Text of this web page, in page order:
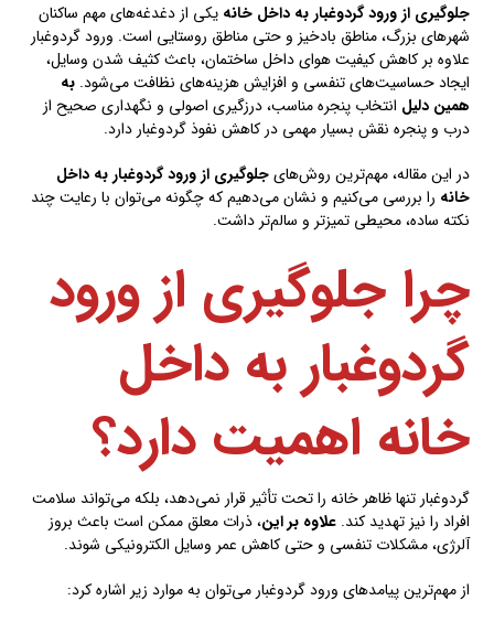
جلوگیری از ورود گردوغبار به داخل خانه یکی از دغدغه‌های مهم ساکنان
شهرهای بزرگ، مناطق بادخیز و حتی مناطق روستایی است. ورود گردوغبار
علاوه بر کاهش کیفیت هوای داخل ساختمان، باعث کثیف شدن وسایل،
ایجاد حساسیت‌های تنفسی و افزایش هزینه‌های نظافت می‌شود.به
همین دلیل انتخاب پنجره مناسب، درزگیری اصولی و نگهداری صحیح از
درب و پنجره نقش بسیار مهمی در کاهش نفوذ گردوغبار دارد.
در این مقاله، مهم‌ترین روش‌هایجلوگیری از ورود گردوغبار به داخل
خانه را بررسی می‌کنیم و نشان می‌دهیم که چگونه می‌توان با رعایت چند
نکته ساده، محیطی تمیزتر و سالم‌تر داشت.
چرا جلوگیری از ورود
گردوغبار به داخل
خانه اهمیت دارد؟
گردوغبار تنها ظاهر خانه را تحت تأثیر قرار نمی‌دهد، بلکه می‌تواند سلامت
افراد را نیز تهدید کند.علاوه بر این، ذرات معلق ممکن است باعث بروز
آلرژی، مشکلات تنفسی و حتی کاهش عمر وسایل الکترونیکی شوند.
از مهم‌ترین پیامدهای ورود گردوغبار می‌توان به موارد زیر اشاره کرد: